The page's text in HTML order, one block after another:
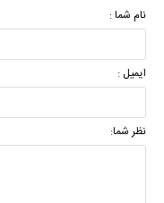
نام شما :
ایمیل :
نظر شما: